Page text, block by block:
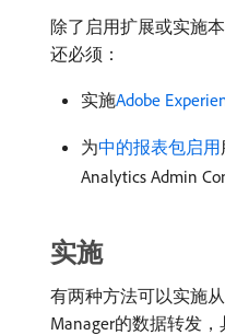
除了启用扩展或实施
还必须：
实施Adobe
为中的报表包启用
Analytics Admin
实施
有两种方法可以实施从
Manager的数据转发